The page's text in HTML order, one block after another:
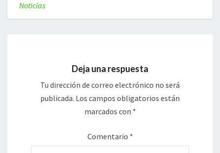
Noticias
Deja una respuesta
Tu dirección de correo electrónico no será
publicada. Los campos obligatorios están
marcados con *
Comentario *